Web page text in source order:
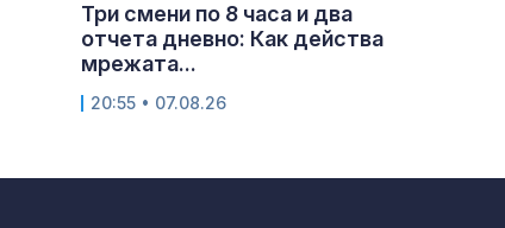
Три смени по 8 часа и два
отчета дневно: Как действа
мрежата...
20:55 • 07.08.26